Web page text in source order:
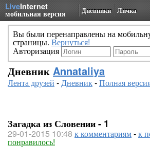
LiveInternet
мобильная версия Дневники Личка
Вы были перенаправлены на
страницы. Вернуться!
Авторизация
Дневник Annataliya
Лента друзей -Дневник-Полная
Загадка из Словении - 1
29-01-2015 10:48 к комментариям-к
понравилось!